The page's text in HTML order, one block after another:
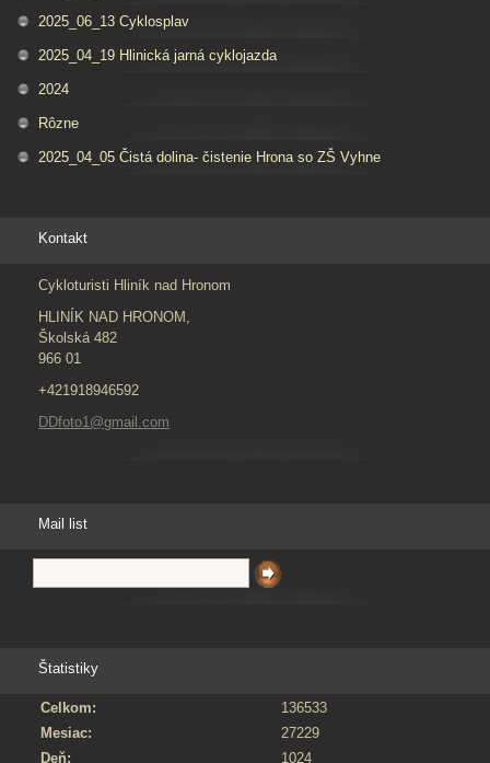
2025_06_13 Cyklosplav
2025_04_19 Hlinická jarná cyklojazda
2024
Rôzne
2025_04_05 Čistá dolina- čistenie Hrona so ZŠ Vyhne
Kontakt
Cykloturisti Hliník nad Hronom
HLINÍK NAD HRONOM,
Školská 482
966 01
+421918946592
DDfoto1@gmail.com
Mail list
Štatistiky
Celkom:
136533
Mesiac:
27229
Deň:
1024